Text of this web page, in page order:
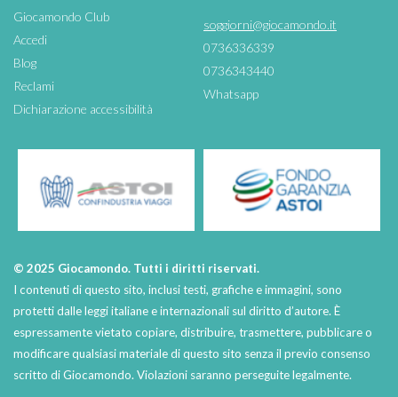
Giocamondo Club
Accedi
Blog
Reclami
Dichiarazione accessibilità
soggiorni@giocamondo.it
0736336339
0736343440
Whatsapp
© 2025 Giocamondo. Tutti i diritti riservati.
I contenuti di questo sito, inclusi testi, grafiche e immagini, sono
protetti dalle leggi italiane e internazionali sul diritto d’autore. È
espressamente vietato copiare, distribuire, trasmettere, pubblicare o
modificare qualsiasi materiale di questo sito senza il previo consenso
scritto di Giocamondo. Violazioni saranno perseguite legalmente.